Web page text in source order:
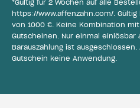
*Gültig für 2 Wochen auf alle
https://www.affenzahn.com/.
von 1000 €. Keine Kombination
Gutscheinen. Nur einmal einlösbar
Barauszahlung ist
Gutschein keine Anwendung.